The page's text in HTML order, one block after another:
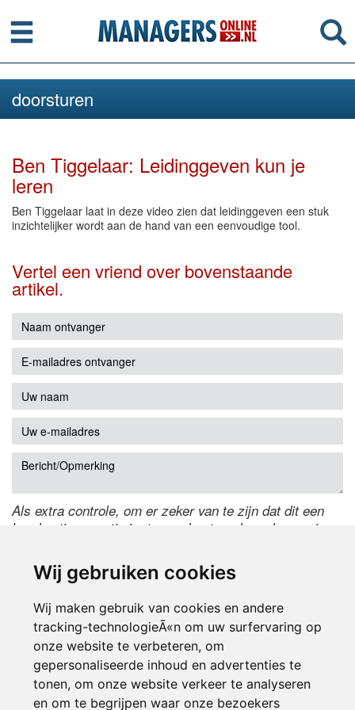
Wij gebruiken cookies
Wij maken gebruik van cookies en andere
tracking-technologieÃ«n om uw surfervaring op
onze website te verbeteren, om
gepersonaliseerde inhoud en advertenties te
tonen, om onze website verkeer te analyseren
en om te begrijpen waar onze bezoekers
Menu
doorsturen
Ben Tiggelaar: Leidinggeven kun je
leren
Ben Tiggelaar laat in deze video zien dat leidinggeven een stuk
inzichtelijker wordt aan de hand van een eenvoudige tool.
Vertel een vriend over bovenstaande
artikel.
Als extra controle, om er zeker van te zijn dat dit een
handmatige reactie is, typ onderstaande code over in
de code te wijzigen.